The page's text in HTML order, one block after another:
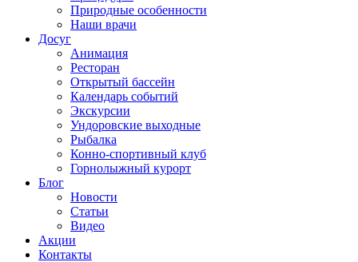
Природные особенности
Наши врачи
Досуг
Анимация
Ресторан
Открытый бассейн
Календарь событий
Экскурсии
Ундоровские выходные
Рыбалка
Конно-спортивный клуб
Горнолыжный курорт
Блог
Новости
Статьи
Видео
Акции
Контакты